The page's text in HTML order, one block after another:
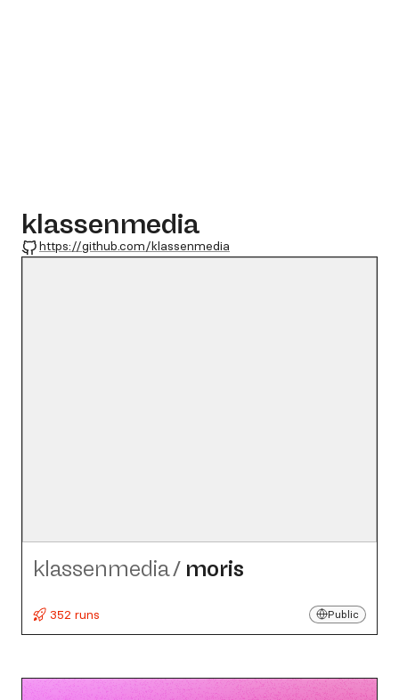
klassenmedia
GitHub
https://github.com/klassenmedia
klassenmedia/ moris
352 runs Public